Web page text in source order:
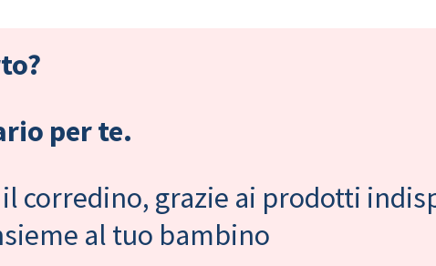
per te.
corredino, grazie ai prodotti
al tuo bambino